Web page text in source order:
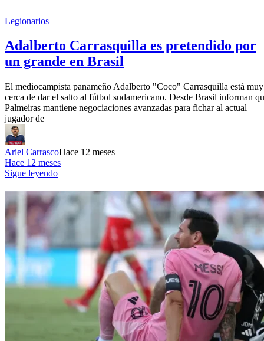
Legionarios
Adalberto Carrasquilla es pretendido por
un grande en Brasil
El mediocampista panameño Adalberto "Coco" Carrasquilla está muy
cerca de dar el salto al fútbol sudamericano. Desde Brasil informan
Palmeiras mantiene negociaciones avanzadas para fichar al actual
jugador de
Ariel CarrascoHace 12 meses
Hace 12 meses
Sigue leyendo